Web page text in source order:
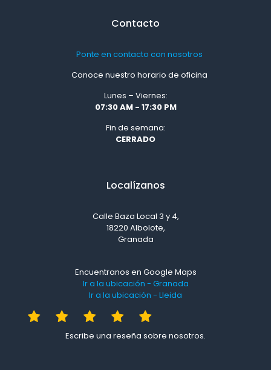
Contacto
Ponte en contacto con nosotros
Conoce nuestro horario de oficina
Lunes – Viernes:
07:30 AM - 17:30 PM
Fin de semana:
CERRADO
Localízanos
Calle Baza Local 3 y 4,
18220 Albolote,
Granada
Encuentranos en Google Maps
Ir a la ubicación - Granada
Ir a la ubicación - Lleida
Escribe una reseña sobre nosotros.